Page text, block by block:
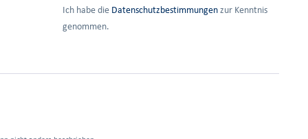
Ich habe die Datenschutzbestimmungen zur Kenntnis
genommen.